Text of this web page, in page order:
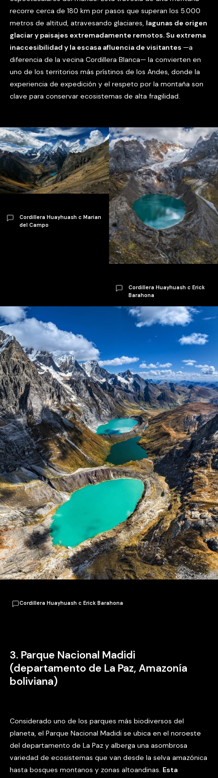
recorre cerca de 180 km por pasos que superan los 5.000
metros de altitud, atravesando glaciares, lagunas de origen
glaciar y paisajes extremadamente remotos. Su extrema
inaccesibilidad y la escasa afluencia de visitantes —a
diferencia de la vecina Cordillera Blanca— la convierten en
uno de los territorios más prístinos de los Andes, donde la
experiencia de expedición y el respeto por la montaña son
clave para conservar ecosistemas de alta fragilidad.
Cordillera Huayhuash c Marian
del Campo
Cordillera Huayhuash c Erick
Barahona
Cordillera Huayhuash c Erick Barahona
3. Parque Nacional Madidi
(departamento de La Paz, Amazonía
boliviana)
Considerado uno de los parques más biodiversos del
planeta, el Parque Nacional Madidi se ubica en el noroeste
del departamento de La Paz y alberga una asombrosa
variedad de ecosistemas que van desde la selva amazónica
hasta bosques montanos y zonas altoandinas. Esta